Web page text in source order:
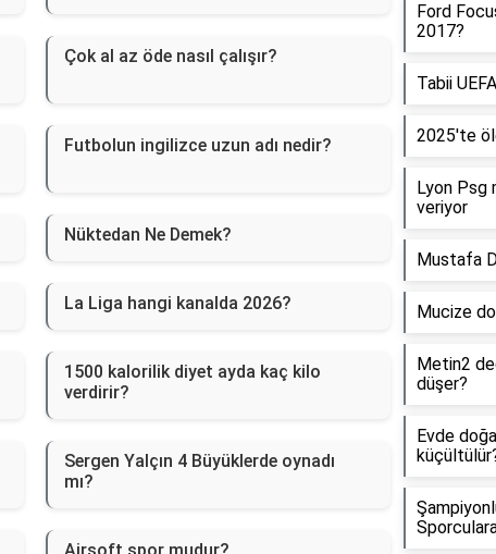
Çok al az öde nasıl çalışır?
Futbolun ingilizce uzun adı nedir?
Nüktedan Ne Demek?
La Liga hangi kanalda 2026?
1500 kalorilik diyet ayda kaç kilo
verdirir?
Sergen Yalçın 4 Büyüklerde oynadı
mı?
Ford
2017?
Tabii
2025'te
Lyon Psg
veriyor
Mustafa
Mucize
Metin2
düşer?
Evde